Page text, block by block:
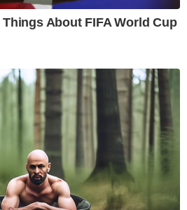
About FIFA World Cup